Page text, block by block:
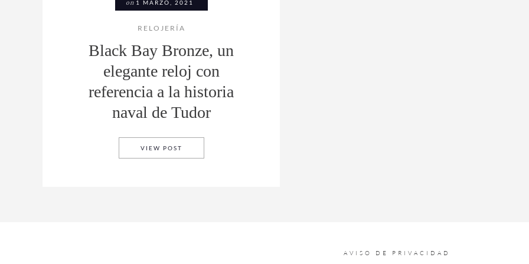
on 1 MARZO, 2021
RELOJERÍA
Black Bay Bronze, un
elegante reloj con
referencia a la historia
naval de Tudor
VIEW POST
AVISO DE PRIVACIDAD